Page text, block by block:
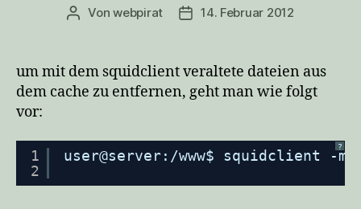
Beitragsautor
Vonwebpirat Veröffentlichungsdatum
14. Februar 2012
um mit dem squidclient veraltete dateien aus
dem cache zu entfernen, geht man wie folgt
vor:
?
1
2
user@server: /www$ squidclient -m